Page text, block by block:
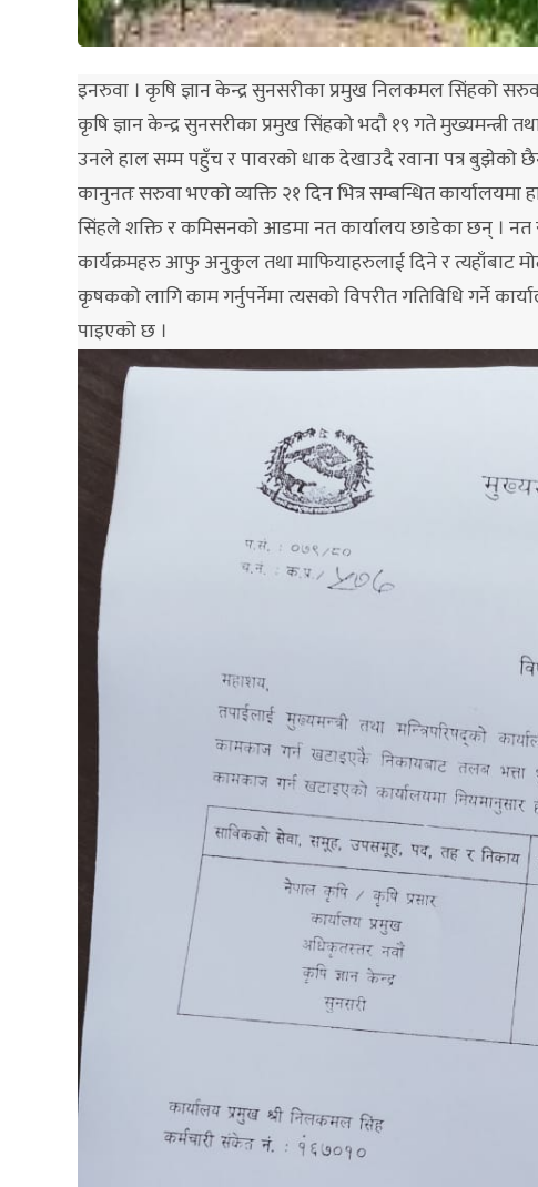
इनरुवा । कृषि ज्ञान केन्द्र सुनसरीका प्रमुख निलकमल सिंहको
कृषि ज्ञान केन्द्र सुनसरीका प्रमुख सिंहको भदौ १९ गते मुख्यमन्त्री
उनले हाल सम्म पहुँच र पावरको धाक देखाउदै रवाना पत्र बुझेको
कानुनतः सरुवा भएको व्यक्ति २१ दिन भित्र सम्बन्धित कार्यालयमा
सिंहले शक्ति र कमिसनको आडमा नत कार्यालय छाडेका छन् ।
कार्यक्रमहरु आफु अनुकुल तथा माफियाहरुलाई दिने र त्यहाँबाट
कृषकको लागि काम गर्नुपर्नेमा त्यसको विपरीत गतिविधि गर्ने
पाइएको छ ।